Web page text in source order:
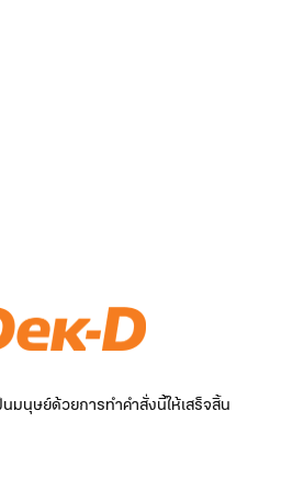
มนุษย์ด้วยการทำคำสั่งนี้ให้เสร็จสิ้น